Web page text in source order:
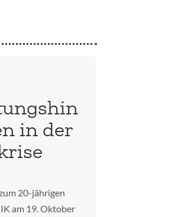
in der
20-jährigen
am 19. Oktober